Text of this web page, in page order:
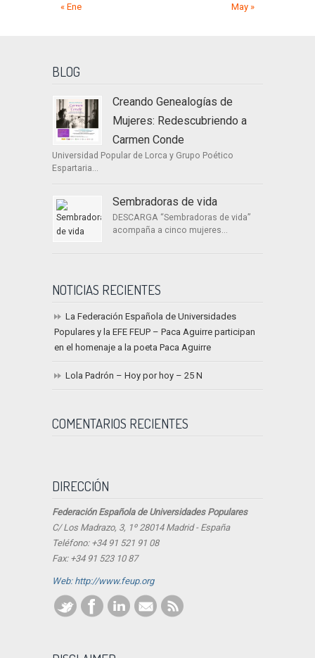
« Ene May »
BLOG
Creando Genealogías de
Mujeres: Redescubriendo a
Carmen Conde
Universidad Popular de Lorca y Grupo Poético
Espartaria...
Sembradoras de vida
DESCARGA “Sembradoras de vida”
acompaña a cinco mujeres...
NOTICIAS RECIENTES
La Federación Española de Universidades
Populares y la EFE FEUP – Paca Aguirre participan
en el homenaje a la poeta Paca Aguirre
Lola Padrón – Hoy por hoy – 25 N
COMENTARIOS RECIENTES
DIRECCIÓN
Federación Española de Universidades Populares
C/ Los Madrazo, 3, 1º 28014 Madrid - España
Teléfono: +34 91 521 91 08
Fax: +34 91 523 10 87
Web: http://www.feup.org